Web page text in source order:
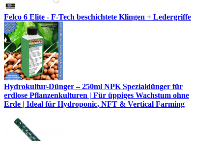
Felco 6 Elite - F-Tech beschichtete Klingen + Ledergriffe
Hydrokultur-Dünger – 250ml NPK Spezialdünger für
erdlose Pflanzenkulturen | Für üppiges Wachstum ohne
Erde | Ideal für Hydroponic, NFT & Vertical Farming